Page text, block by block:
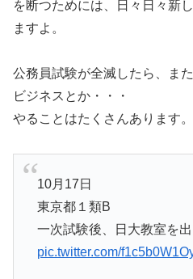
を断つためには、日々日々新
ますよ。
公務員試験が全滅したら、ま
ビジネスとか・・・
やることはたくさんあります。
10月17日
東京都１類B
一次試験後、日大教室を
pic.twitter.com/